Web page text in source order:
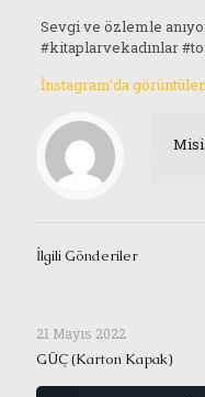
Sevgi ve özlemle
#kitaplarvekadınlar
İnstagram’da
İlgili Gönderiler
21 Mayıs 2022
GÜÇ (Karton Kapak)